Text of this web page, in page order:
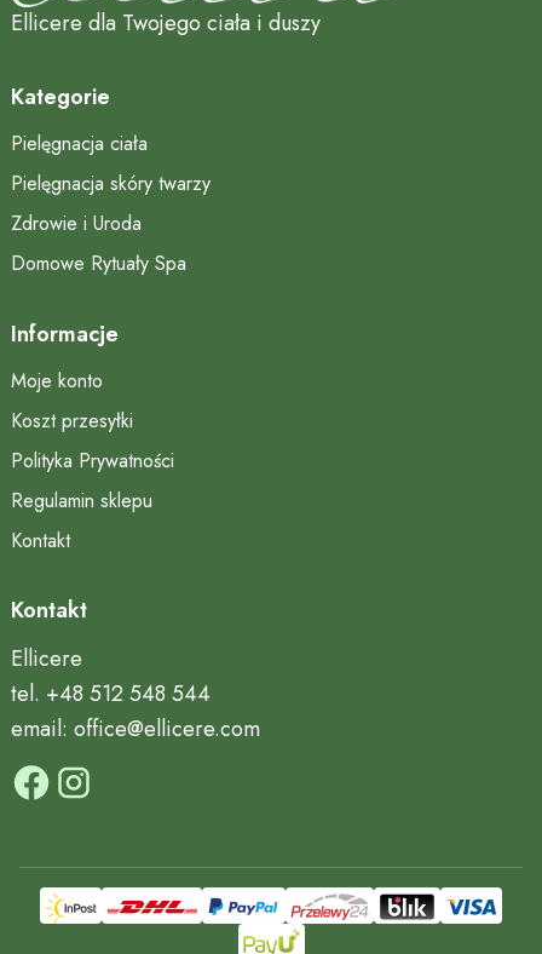
Ellicere dla Twojego ciała i duszy
Kategorie
Pielęgnacja ciała
Pielęgnacja skóry twarzy
Zdrowie i Uroda
Domowe Rytuały Spa
Informacje
Moje konto
Koszt przesyłki
Polityka Prywatności
Regulamin sklepu
Kontakt
Kontakt
Ellicere
tel. +48 512 548 544
email: office@ellicere.com